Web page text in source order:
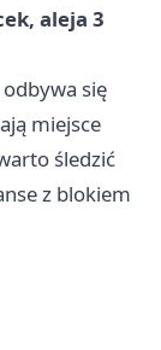
aleja 3
się
miejsce
śledzić
z blokiem